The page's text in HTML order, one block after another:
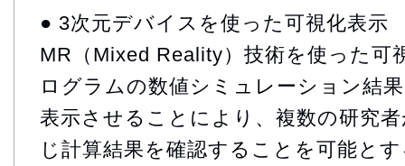
● 3次元デバイスを使った可視化表示
MR（Mixed Reality）技術を使った可
ログラムの数値シミュレーション結
表示させることにより、複数の研究
じ計算結果を確認することを可能と